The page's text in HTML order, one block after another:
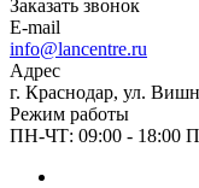
Заказать звонок
E-mail
info@lancentre.ru
Адрес
г. Краснодар, ул.
Режим работы
ПН-ЧТ: 09:00 - 18:00